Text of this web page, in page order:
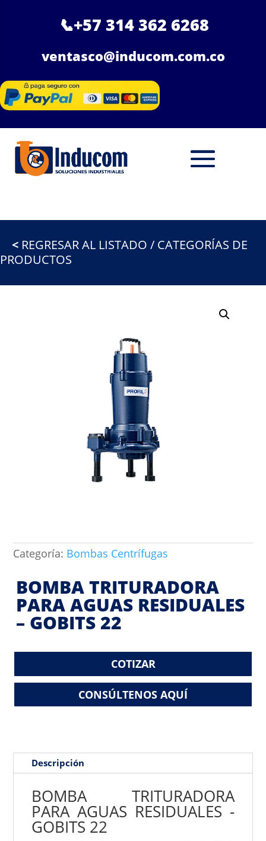
📞+57 314 362 6268
ventasco@inducom.com.co
< REGRESAR AL LISTADO / CATEGORÍAS DE
PRODUCTOS
Categoría: Bombas Centrífugas
BOMBA TRITURADORA
PARA AGUAS RESIDUALES
– GOBITS 22
COTIZAR
CONSÚLTENOS AQUÍ
Descripción
BOMBA TRITURADORA
PARA AGUAS RESIDUALES -
GOBITS 22